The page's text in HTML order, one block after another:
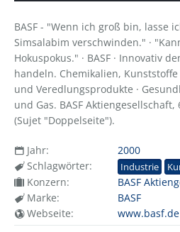
BASF - "Wenn ich groß bin, lasse
Simsalabim verschwinden." ·
Hokuspokus." · BASF · Innovativ
handeln. Chemikalien,
und Veredlungsprodukte ·
und Gas. BASF
(Sujet "Doppelseite").
Jahr:
2000
Schlagwörter:
Industrie
Konzern:
BASF
Marke:
BASF
Webseite:
www.basf.de